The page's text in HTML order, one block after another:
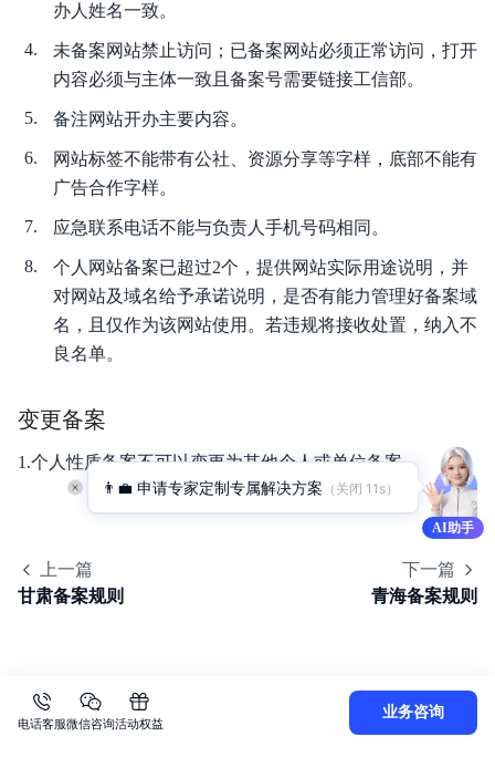
办人姓名一致。
未备案网站禁止访问；已备案网站必须正常访问，打开
内容必须与主体一致且备案号需要链接工信部。
备注网站开办主要内容。
网站标签不能带有公社、资源分享等字样，底部不能有
广告合作字样。
应急联系电话不能与负责人手机号码相同。
个人网站备案已超过2个，提供网站实际用途说明，并
对网站及域名给予承诺说明，是否有能力管理好备案域
名，且仅作为该网站使用。若违规将接收处置，纳入不
良名单。
变更备案
1.个人性质备案不可以变更为其他个人或单位备案。
上一篇
甘肃备案规则
下一篇
青海备案规则
AI助手
👨‍💼 申请专家定制专属解决方案（关闭 10 s）
电话客服微信咨询活动权益
业务咨询